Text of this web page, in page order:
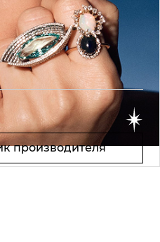
производителя